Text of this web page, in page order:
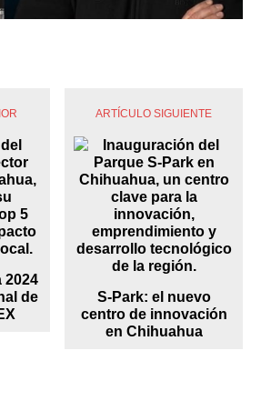
2024
de
ARTÍCULO SIGUIENTE
S-Park: el nuevo
centro de innovación
en Chihuahua